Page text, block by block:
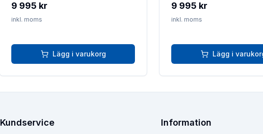
9 995 kr
inkl. moms
Lägg i varukorg
9 995 kr
inkl. moms
Lägg i
Kundservice Information